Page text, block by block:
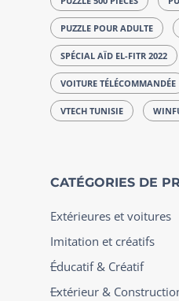
PUZZLE POUR ADULTE
SPÉCIAL AÏD EL-FITR 2022
VOITURE TÉLÉCOMMANDÉE
VTECH TUNISIE
CATÉGORIES DE
Extérieures et voitures
Imitation et créatifs
Éducatif & Créatif
Extérieur &